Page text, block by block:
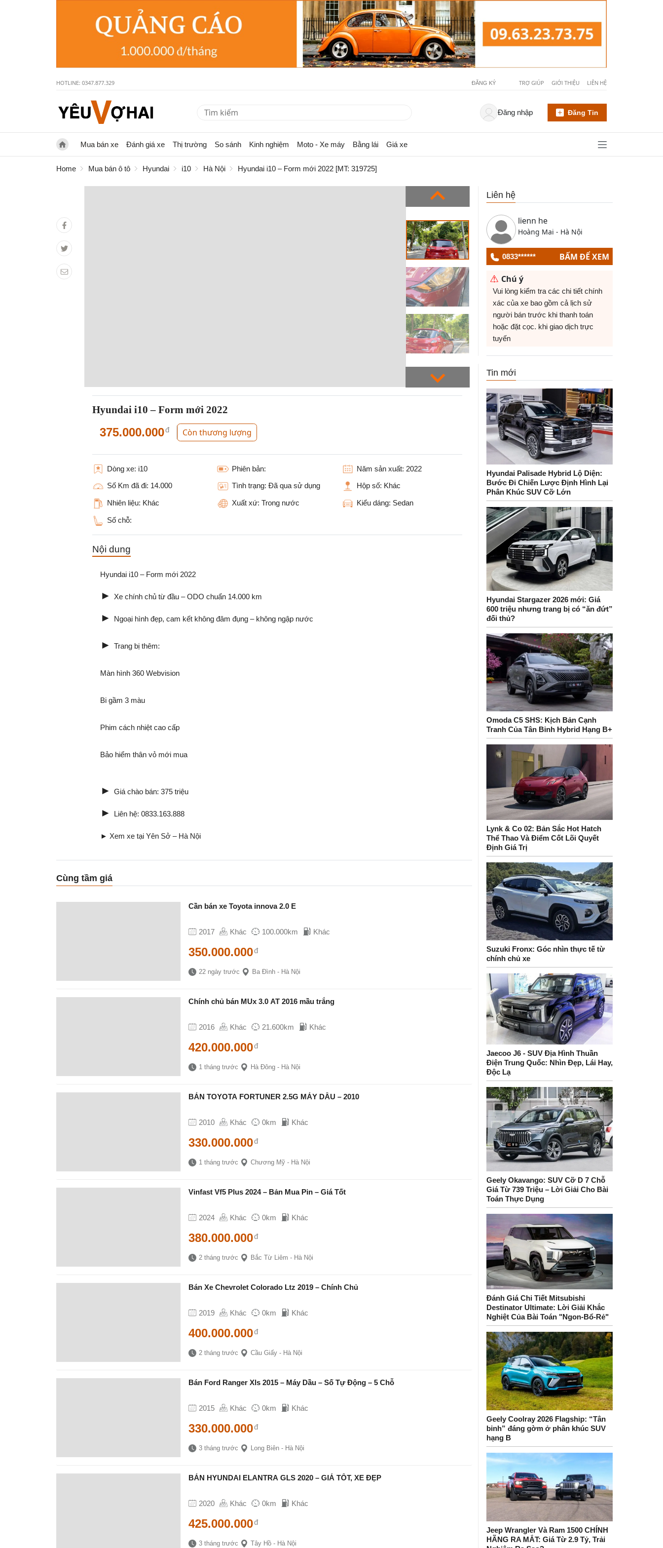
HOTLINE: 0347.877.329 ĐĂNG KÝ TRỢ GIÚP GIỚI THIỆU LIÊN HỆ
Đăng nhập Đăng Tin
Mua bán xe Đánh giá xe Thị trường So sánh Kinh nghiệm Moto - Xe máy Bằng lái Giá xe
Home Mua bán ô tô Hyundai i10 Hà Nội Hyundai i10 – Form mới 2022 [MT: 319725]
Hyundai i10 – Form mới 2022
375.000.000đ Còn thương lượng
Dòng xe: i10 Phiên bản: Năm sản xuất: 2022
Số Km đã đi: 14.000 Tình trạng: Đã qua sử dụng Hộp số: Khác
Nhiên liệu: Khác Xuất xứ: Trong nước Kiểu dáng: Sedan
Số chỗ:
Nội dung
Hyundai i10 – Form mới 2022
► Xe chính chủ từ đầu – ODO chuẩn 14.000 km
► Ngoại hình đẹp, cam kết không đâm đụng – không ngập nước
► Trang bị thêm:
Màn hình 360 Webvision
Bi gầm 3 màu
Phim cách nhiệt cao cấp
Bảo hiểm thân vỏ mới mua
► Giá chào bán: 375 triệu
► Liên hệ: 0833.163.888
► Xem xe tại Yên Sở – Hà Nội
Cùng tầm giá
Cần bán xe Toyota innova 2.0 E
2017 Khác 100.000km Khác
350.000.000đ
22 ngày trước Ba Đình - Hà Nội
Chính chủ bán MUx 3.0 AT 2016 mầu trắng
2016 Khác 21.600km Khác
420.000.000đ
1 tháng trước Hà Đông - Hà Nội
BÁN TOYOTA FORTUNER 2.5G MÁY DẦU – 2010
2010 Khác 0km Khác
330.000.000đ
1 tháng trước Chương Mỹ - Hà Nội
Vinfast Vf5 Plus 2024 – Bản Mua Pin – Giá Tốt
2024 Khác 0km Khác
380.000.000đ
2 tháng trước Bắc Từ Liêm - Hà Nội
Bán Xe Chevrolet Colorado Ltz 2019 – Chính Chủ
2019 Khác 0km Khác
400.000.000đ
2 tháng trước Cầu Giấy - Hà Nội
Bán Ford Ranger Xls 2015 – Máy Dầu – Số Tự Động – 5 Chỗ
2015 Khác 0km Khác
330.000.000đ
3 tháng trước Long Biên - Hà Nội
BÁN HYUNDAI ELANTRA GLS 2020 – GIÁ TỐT, XE ĐẸP
2020 Khác 0km Khác
425.000.000đ
3 tháng trước Tây Hồ - Hà Nội
Liên hệ
lienn he
Hoàng Mai - Hà Nội
0833****** BẤM ĐỂ XEM
Chú ý
Vui lòng kiểm tra các chi tiết chính
xác của xe bao gồm cả lịch sử
người bán trước khi thanh toán
hoặc đặt cọc. khi giao dịch trực
tuyến
Tin mới
Hyundai Palisade Hybrid Lộ Diện:
Bước Đi Chiến Lược Định Hình Lại
Phân Khúc SUV Cỡ Lớn
Hyundai Stargazer 2026 mới: Giá
600 triệu nhưng trang bị có “ăn đứt”
đối thủ?
Omoda C5 SHS: Kịch Bản Cạnh
Tranh Của Tân Binh Hybrid Hạng B+
Lynk & Co 02: Bản Sắc Hot Hatch
Thể Thao Và Điểm Cốt Lõi Quyết
Định Giá Trị
Suzuki Fronx: Góc nhìn thực tế từ
chính chủ xe
Jaecoo J6 - SUV Địa Hình Thuần
Điện Trung Quốc: Nhìn Đẹp, Lái Hay,
Độc Lạ
Geely Okavango: SUV Cỡ D 7 Chỗ
Giá Từ 739 Triệu – Lời Giải Cho Bài
Toán Thực Dụng
Đánh Giá Chi Tiết Mitsubishi
Destinator Ultimate: Lời Giải Khắc
Nghiệt Của Bài Toán "Ngon-Bổ-Rẻ"
Geely Coolray 2026 Flagship: “Tân
binh” đáng gờm ở phân khúc SUV
hạng B
Jeep Wrangler Và Ram 1500 CHÍNH
HÃNG RA MẮT: Giá Từ 2.9 Tỷ, Trải